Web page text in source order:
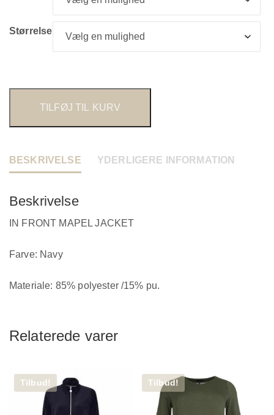
Størrelse
TILFØJ TIL KURV
BESKRIVELSE YDERLIGERE INFORMATION
Beskrivelse
IN FRONT MAPEL JACKET
Farve: Navy
Materiale: 85% polyester /15% pu.
Relaterede varer
Tilbud! Tilbud!